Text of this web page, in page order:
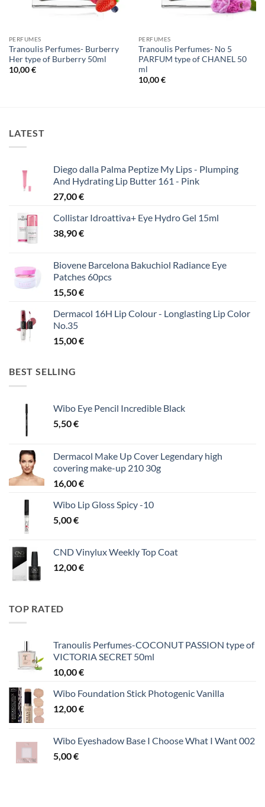
PERFUMES
Tranoulis Perfumes- Burberry
Her type of Burberry 50ml
10,00€
PERFUMES
Tranoulis Perfumes- Νο 5
PARFUM type of CHANEL 50
ml
10,00€
LATEST
Diego dalla Palma Peptize My Lips - Plumping
And Hydrating Lip Butter 161 - Pink
27,00€
Collistar Idroattiva+ Eye Hydro Gel 15ml
38,90€
Biovene Barcelona Bakuchiol Radiance Eye
Patches 60pcs
15,50€
Dermacol 16H Lip Colour - Longlasting Lip Color
No.35
15,00€
BEST SELLING
Wibo Eye Pencil Incredible Black
5,50€
Dermacol Make Up Cover Legendary high
covering make-up 210 30g
16,00€
Wibo Lip Gloss Spicy -10
5,00€
CND Vinylux Weekly Top Coat
12,00€
TOP RATED
Tranoulis Perfumes-COCONUT PASSION type of
VICTORIA SECRET 50ml
10,00€
Wibo Foundation Stick Photogenic Vanilla
12,00€
Wibo Eyeshadow Base I Choose What I Want 002
5,00€